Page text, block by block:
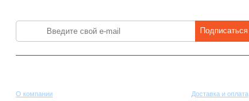
Подписаться
О компании Доставка и оплата